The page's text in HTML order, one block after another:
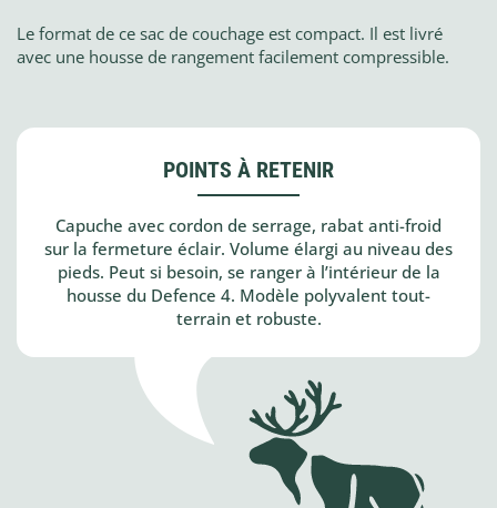
Le format de ce sac de couchage est compact. Il est livré
avec une housse de rangement facilement compressible.
POINTS À RETENIR
Capuche avec cordon de serrage, rabat anti-froid
sur la fermeture éclair. Volume élargi au niveau des
pieds. Peut si besoin, se ranger à l’intérieur de la
housse du Defence 4. Modèle polyvalent tout-
terrain et robuste.